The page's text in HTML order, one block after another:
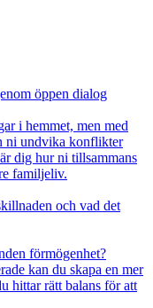
öppen dialog
i hemmet, men med
ni undvika konflikter
dig hur ni tillsammans
familjeliv.
och vad det
förmögenhet?
kan du skapa en mer
hittar rätt balans för att